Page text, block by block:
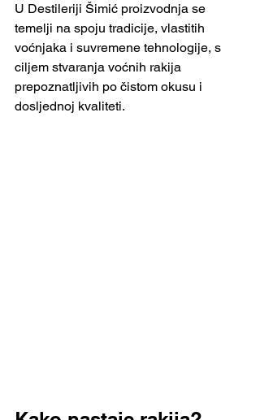
U Destileriji Šimić proizvodnja se
temelji na spoju tradicije, vlastitih
voćnjaka i suvremene tehnologije, s
ciljem stvaranja voćnih rakija
prepoznatljivih po čistom okusu i
dosljednoj kvaliteti.